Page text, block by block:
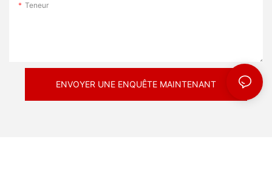
Teneur
ENVOYER UNE ENQUÊTE MAINTENANT